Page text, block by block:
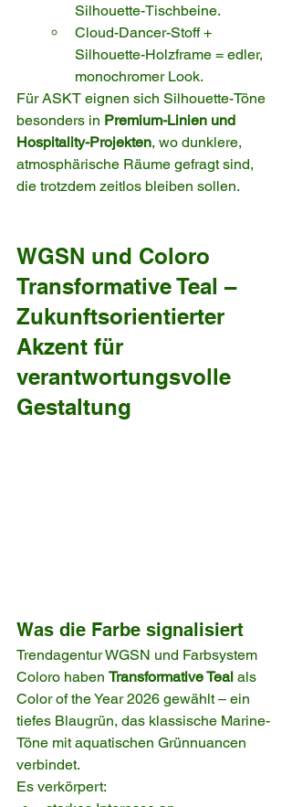
Silhouette-Tischbeine.
Cloud-Dancer-Stoff +
Silhouette-Holzframe = edler,
monochromer Look.
Für ASKT eignen sich Silhouette-Töne
besonders in Premium-Linien und
Hospitality-Projekten, wo dunklere,
atmosphärische Räume gefragt sind,
die trotzdem zeitlos bleiben sollen.
WGSN und Coloro
Transformative Teal –
Zukunftsorientierter
Akzent für
verantwortungsvolle
Gestaltung
Was die Farbe signalisiert
Trendagentur WGSN und Farb­system
Coloro haben Transformative Teal als
Color of the Year 2026 gewählt – ein
tiefes Blaugrün, das klassische Marine-
Töne mit aquatischen Grünnuancen
verbindet.
Es verkörpert: